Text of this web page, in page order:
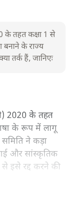
के तहत कक्षा 1 से
बनाने के राज्य
तर्क हैं, जानिएः
2020 के तहत
के रूप में लागू
ने कड़ा
और सांस्कृतिक
इसे रद्द करने की